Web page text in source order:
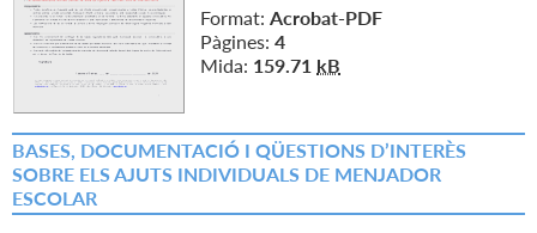
Format: Acrobat-PDF
Pàgines: 4
Mida: 159.71 kB
BASES, DOCUMENTACIÓ I QÜESTIONS D’INTERÈS
SOBRE ELS AJUTS INDIVIDUALS DE MENJADOR
ESCOLAR